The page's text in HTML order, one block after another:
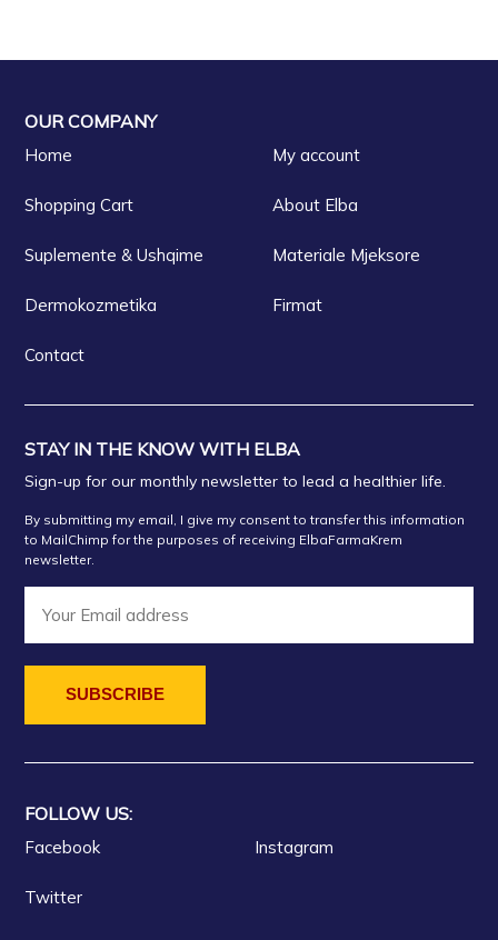
OUR COMPANY
Home My account
Shopping Cart About Elba
Suplemente & Ushqime Materiale Mjeksore
Dermokozmetika Firmat
Contact
STAY IN THE KNOW WITH ELBA
Sign-up for our monthly newsletter to lead a healthier life.
By submitting my email, I give my consent to transfer this information
to MailChimp for the purposes of receiving ElbaFarmaKrem
newsletter.
FOLLOW US:
Facebook Instagram
Twitter